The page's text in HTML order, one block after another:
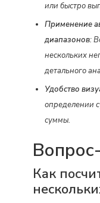
или быстро
Применение
диапазонов:
нескольких
детального
Удобство
определении
суммы.
Как